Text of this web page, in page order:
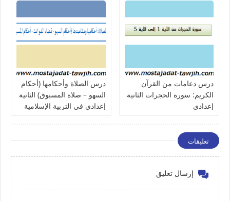
درس دعامات من القرآن
الكريم: سورة الحجرات الثانية
إعدادي
درس الصلاة وأحكامها (أحكام
السهو – صلاة المسبوق) الثانية
إعدادي في التربية الإسلامية
تعليقات
إرسال تعليق